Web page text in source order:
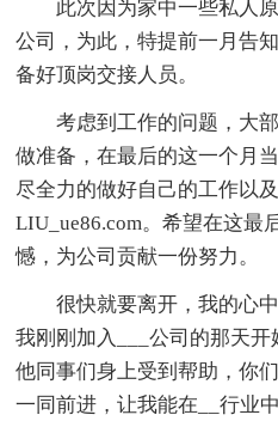
此次因为家中一些私人
公司，为此，特提前一月告
备好顶岗交接人员。
考虑到工作的问题，大
做准备，在最后的这一个月
尽全力的做好自己的工作以
LIU_ue86.com。希望在这最
憾，为公司贡献一份努力。
很快就要离开，我的心
我刚刚加入___公司的那天
他同事们身上受到帮助，你
一同前进，让我能在__行业